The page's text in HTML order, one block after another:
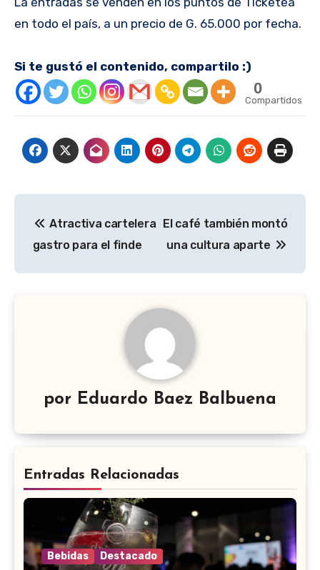
en todo el país, a un precio de G. 65.000 por fecha.
Si te gustó el contenido, compartilo :)
0
Compartidos
de
entradas
Atractiva cartelera
gastro para el finde
El café también montó
una cultura aparte
por Eduardo Baez Balbuena
Entradas Relacionadas
Bebidas Destacado